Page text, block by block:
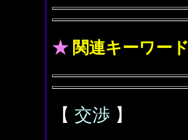
★ 関連キーワード
【 交渉 】